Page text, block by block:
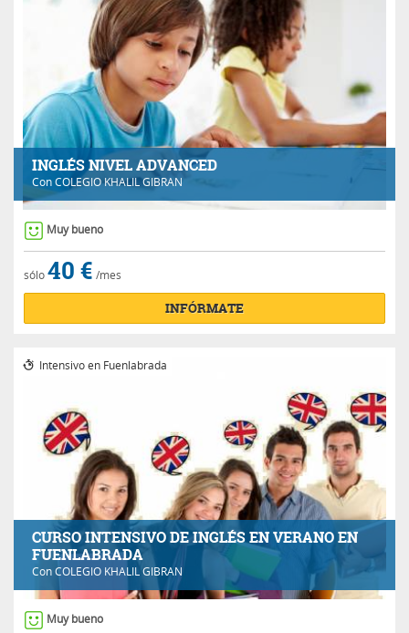
INGLÉS NIVEL ADVANCED
ConCOLEGIO KHALIL GIBRAN
Muy bueno
sólo40 € /mes
INFÓRMATE
CURSO INTENSIVO DE INGLÉS EN VERANO EN
FUENLABRADA
ConCOLEGIO KHALIL GIBRAN
Intensivo en Fuenlabrada
Muy bueno